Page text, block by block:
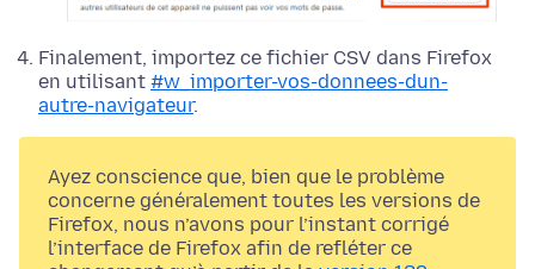
Finalement, importez ce fichier CSV dans Firefox
en utilisant #w_importer-vos-donnees-dun-
autre-navigateur.
Ayez conscience que, bien que le problème
concerne généralement toutes les versions de
Firefox, nous n’avons pour l’instant corrigé
l’interface de Firefox afin de refléter ce